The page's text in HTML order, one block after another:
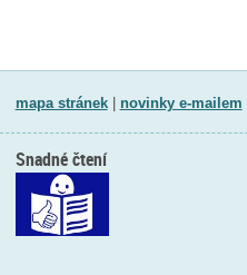
mapa stránek| novinky e-mailem
Snadné čtení